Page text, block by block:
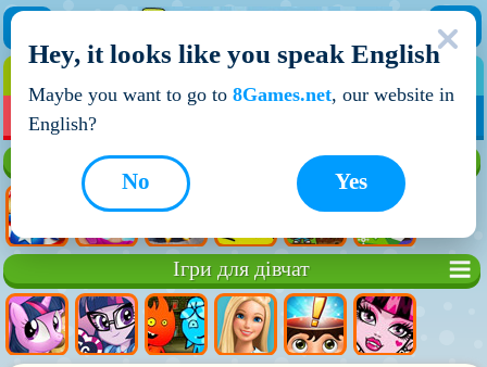
НОВІ ІГРИ
Ігри для дівчат
Hey, it looks like you speak English
Maybe you want to go to 8Games.net, our website in
English?
Yes
No